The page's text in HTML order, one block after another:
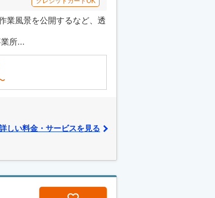
業風景を公開するなど、透
所...
しい料金・サービスを見る